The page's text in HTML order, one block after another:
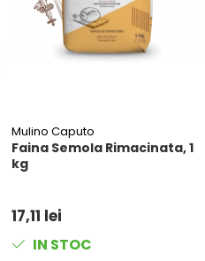
Mulino Caputo
Faina Semola Rimacinata, 1
kg
17,11 lei
IN STOC